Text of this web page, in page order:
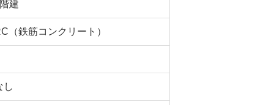
建
（鉄筋コンクリート）
し